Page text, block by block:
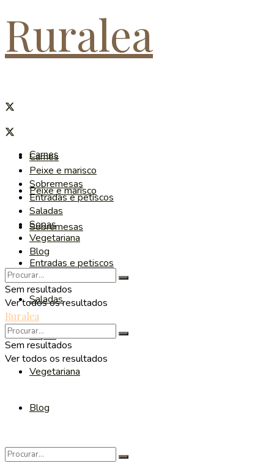
Ruralea
Carnes
Peixe e marisco
Sobremesas
Entradas e petiscos
Saladas
Sopas
Vegetariana
Blog
Carnes
Peixe e marisco
Sobremesas
Entradas e petiscos
Saladas
Sopas
Vegetariana
Blog
Sem resultados
Ver todos os resultados
Ruralea
Sem resultados
Ver todos os resultados